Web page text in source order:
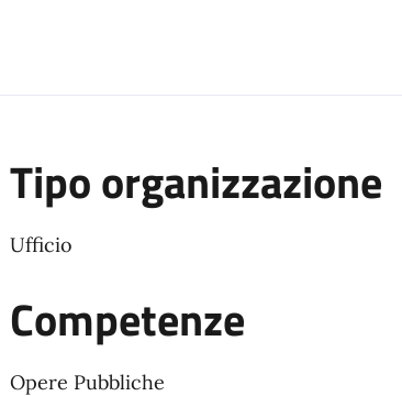
Tipo organizzazione
Ufficio
Competenze
Opere Pubbliche